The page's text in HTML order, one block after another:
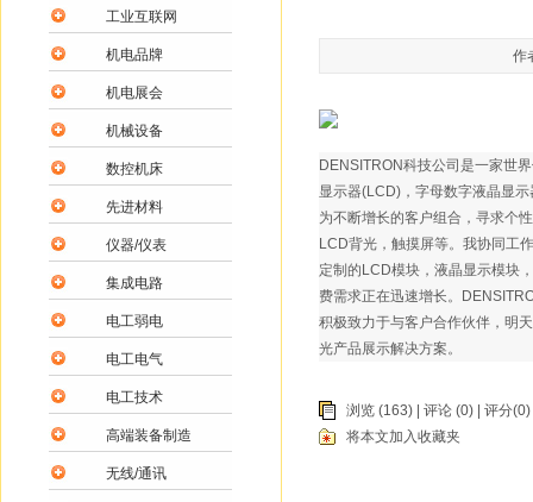
作
DENSITRON科技公司是一家世
显示器(LCD)，字母数字液晶显
为不断增长的客户组合，寻求个
LCD背光，触摸屏等。我协同工
定制的LCD模块，液晶显示模块
费需求正在迅速增长。
积极致力于与客户合作伙伴，明
光产品展示解决方案。
浏览 (163) | 评论 (0) | 评分
将本文加入收藏夹
工业互联网
机电品牌
机电展会
机械设备
数控机床
先进材料
仪器/仪表
集成电路
电工弱电
电工电气
电工技术
高端装备制造
无线/通讯